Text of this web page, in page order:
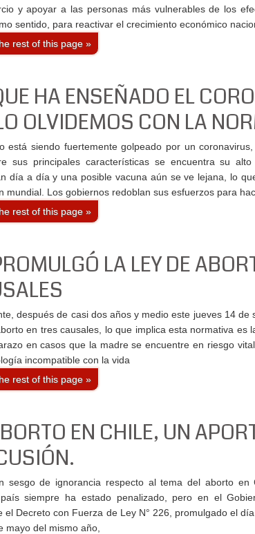
y apoyar a las personas más vulnerables de los
sentido, para reactivar el crecimiento económico
rest of this page »
HA ENSEÑADO EL
OLVIDEMOS CON LA
está siendo fuertemente golpeado por un
sus principales características se encuentra su
día a día y una posible vacuna aún se ve lejana, lo
mundial. Los gobiernos redoblan sus esfuerzos para
rest of this page »
LA LEY DE
después de casi dos años y medio este jueves 14
en tres causales, lo que implica esta normativa es
en casos que la madre se encuentre en riesgo
incompatible con la vida
rest of this page »
EN CHILE, UN
sesgo de ignorancia respecto al tema del aborto
siempre ha estado penalizado, pero en el
el Decreto con Fuerza de Ley N° 226, promulgado el
mayo del mismo año,